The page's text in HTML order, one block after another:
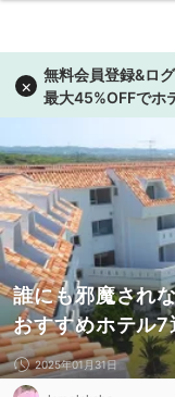
誰にも邪魔され
おすすめホテル7
2025年01月31日